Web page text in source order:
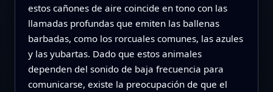
estos cañones de aire coincide en tono con las
llamadas profundas que emiten las ballenas
barbadas, como los rorcuales comunes, las azules
y las yubartas. Dado que estos animales
dependen del sonido de baja frecuencia para
comunicarse, existe la preocupación de que el